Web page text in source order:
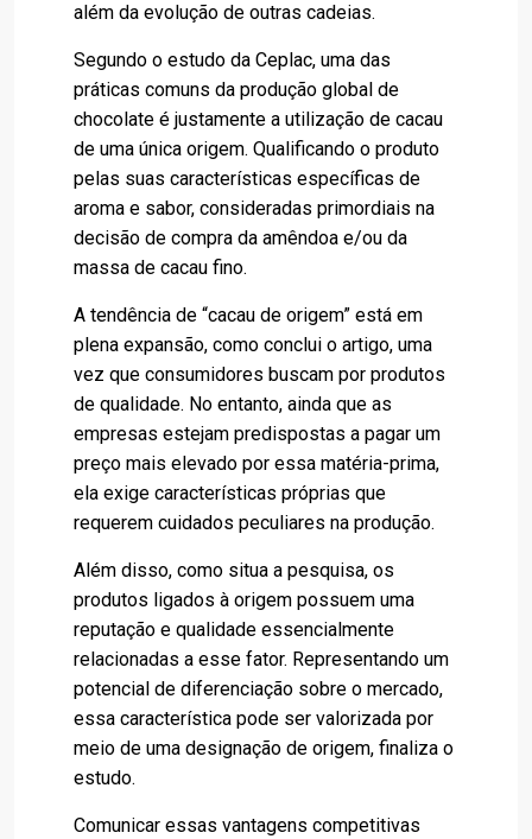
além da evolução de outras cadeias.
Segundo o estudo da Ceplac, uma das
práticas comuns da produção global de
chocolate é justamente a utilização de cacau
de uma única origem. Qualificando o produto
pelas suas características específicas de
aroma e sabor, consideradas primordiais na
decisão de compra da amêndoa e/ou da
massa de cacau fino.
A tendência de “cacau de origem” está em
plena expansão, como conclui o artigo, uma
vez que consumidores buscam por produtos
de qualidade. No entanto, ainda que as
empresas estejam predispostas a pagar um
preço mais elevado por essa matéria-prima,
ela exige características próprias que
requerem cuidados peculiares na produção.
Além disso, como situa a pesquisa, os
produtos ligados à origem possuem uma
reputação e qualidade essencialmente
relacionadas a esse fator. Representando um
potencial de diferenciação sobre o mercado,
essa característica pode ser valorizada por
meio de uma designação de origem, finaliza o
estudo.
Comunicar essas vantagens competitivas